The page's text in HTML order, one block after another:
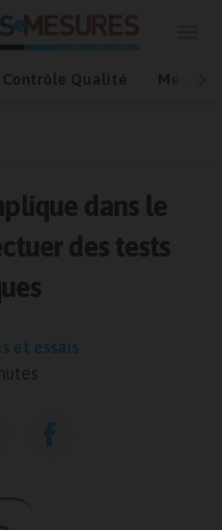
Contrôle Qualité Mesures
dans le
des tests
et essais